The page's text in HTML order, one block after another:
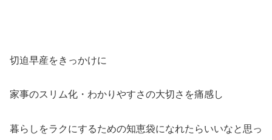
切迫早産をきっかけに
家事のスリム化・わかりやすさの大切さを痛感し
暮らしをラクにするための知恵袋になれたらいいなと思っ